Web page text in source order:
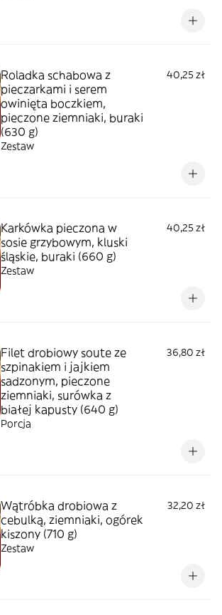
Roladka schabowa z
pieczarkami i serem
owinięta boczkiem,
pieczone ziemniaki, buraki
(630 g)
40,25 zł
Zestaw
Karkówka pieczona w
sosie grzybowym, kluski
śląskie, buraki (660 g)
40,25 zł
Zestaw
Filet drobiowy soute ze
szpinakiem i jajkiem
sadzonym, pieczone
ziemniaki, surówka z
białej kapusty (640 g)
36,80 zł
Porcja
Wątróbka drobiowa z
cebulką, ziemniaki, ogórek
kiszony (710 g)
32,20 zł
Zestaw